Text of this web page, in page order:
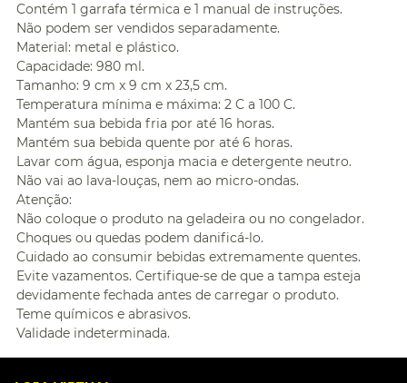
Contém 1 garrafa térmica e 1 manual de instruções.
Não podem ser vendidos separadamente.
Material: metal e plástico.
Capacidade: 980 ml.
Tamanho: 9 cm x 9 cm x 23,5 cm.
Temperatura mínima e máxima: 2 C a 100 C.
Mantém sua bebida fria por até 16 horas.
Mantém sua bebida quente por até 6 horas.
Lavar com água, esponja macia e detergente neutro.
Não vai ao lava-louças, nem ao micro-ondas.
Atenção:
Não coloque o produto na geladeira ou no congelador.
Choques ou quedas podem danificá-lo.
Cuidado ao consumir bebidas extremamente quentes.
Evite vazamentos. Certifique-se de que a tampa esteja
devidamente fechada antes de carregar o produto.
Teme químicos e abrasivos.
Validade indeterminada.